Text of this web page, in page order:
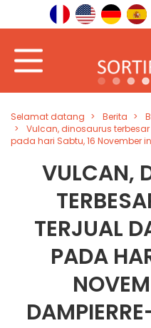
Selamat datang Berita
Vulcan, dinosaurus
pada hari Sabtu, 16 November
VULCAN,
TERJUAL
PADA